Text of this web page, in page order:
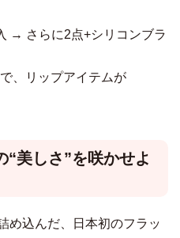
→ さらに2点+シリコンブラ
、リップアイテムが
“美しさ”を咲かせよ
め込んだ、日本初のフラッ